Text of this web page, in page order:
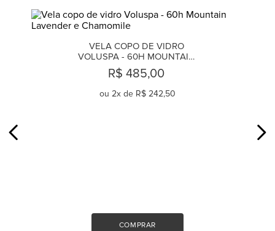
VELA COPO DE VIDRO
VOLUSPA - 60H MOUNTAIN
LAVENDER E CHAMOMILE
R$ 485,00
ou 2x de R$ 242,50
COMPRAR